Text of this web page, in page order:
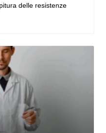
delle resistenze